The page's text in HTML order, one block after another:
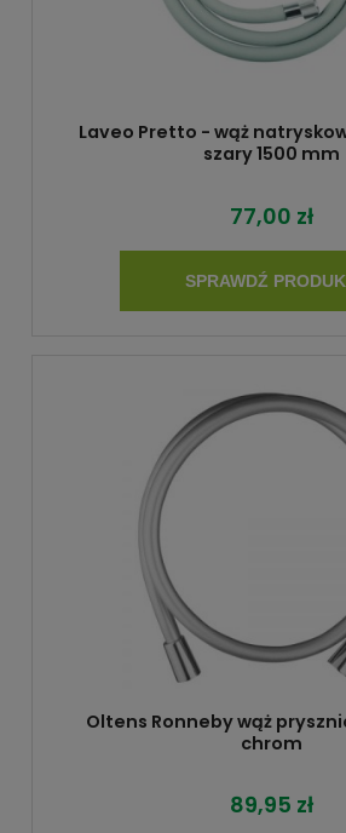
Laveo Pretto - wąż
szary 1500 mm
77,00 zł
SPRAWDŹ
Oltens Ronneby wąż
chrom
89,95 zł